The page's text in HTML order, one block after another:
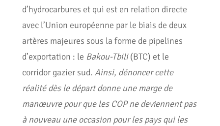
d’hydrocarbures et qui est en relation directe
avec l’Union européenne par le biais de deux
artères majeures sous la forme de pipelines
d’exportation : le Bakou-Tbili(BTC) et le
corridor gazier sud. Ainsi, dénoncer cette
réalité dès le départ donne une marge de
manœuvre pour que les COP ne deviennent pas
à nouveau une occasion pour les pays qui les